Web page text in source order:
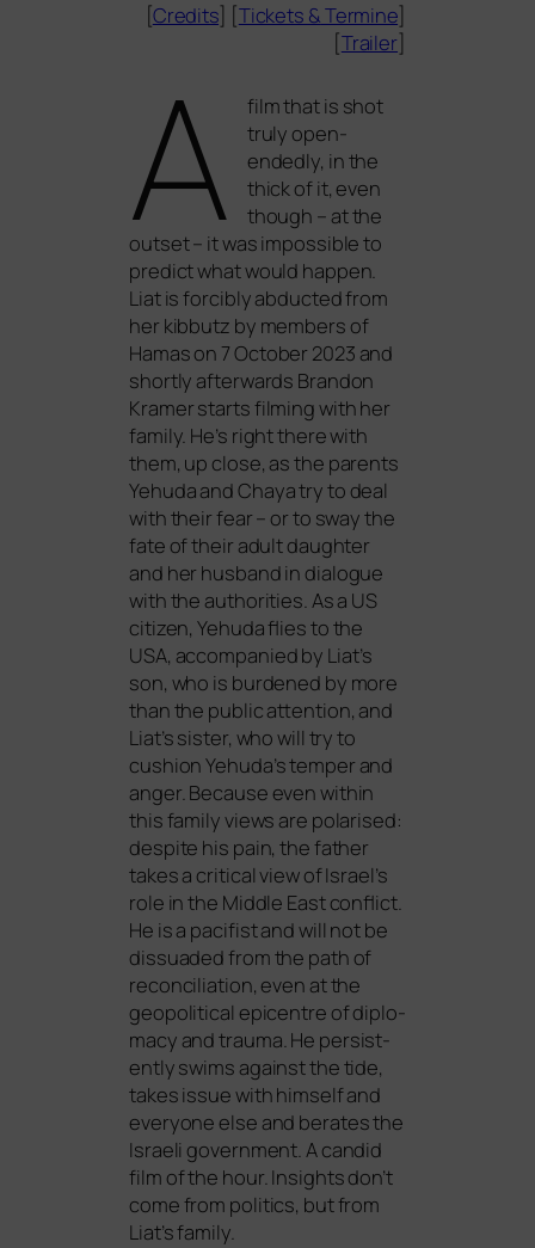
[Credits] [Tickets &Termine]
[Trailer]
A
film that is shot
tru­ly open-
endedly, in the
thick of it, even
though – at the
out­set – it was impos­si­ble to
pre­dict what would hap­pen.
Liat is for­ci­b­ly abduc­ted from
her kib­butz by mem­bers of
Hamas on 7 October 2023 and
short­ly after­wards Brandon
Kramer starts film­ing with her
fami­ly. He’s right the­re with
them, up clo­se, as the par­ents
Yehuda and Chaya try to deal
with their fear – or to sway the
fate of their adult daugh­ter
and her hus­band in dia­lo­gue
with the aut­ho­ri­ties. As a US
citi­zen, Yehuda flies to the
USA, accom­pa­nied by Liat’s
son, who is bur­den­ed by more
than the public atten­ti­on, and
Liat’s sis­ter, who will try to
cushion Yehuda’s tem­per and
anger. Because even within
this fami­ly views are pola­ri­sed:
despi­te his pain, the father
takes a cri­ti­cal view of Israel’s
role in the Middle East con­flict.
He is a paci­fist and will not be
dis­sua­ded from the path of
recon­ci­lia­ti­on, even at the
geo­po­li­ti­cal epi­cent­re of diplo­
ma­cy and trau­ma. He per­sis­t­
ent­ly swims against the tide,
takes issue with hims­elf and
ever­yo­ne else and bera­tes the
Israeli govern­ment. A can­did
film of the hour. Insights don’t
come from poli­tics, but from
Liat’s family.